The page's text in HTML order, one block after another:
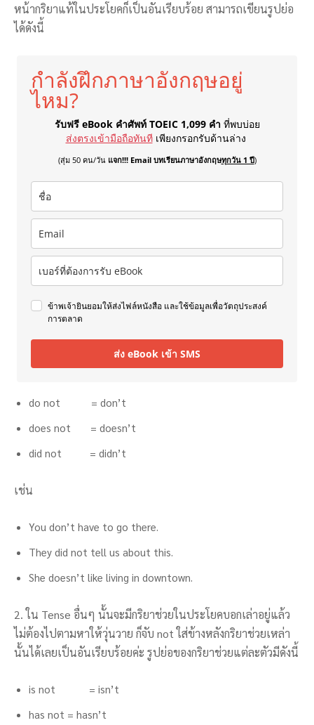
หน้ากริยาแท้ในประโยคก็เป็นอันเรียบร้อย สามารถเขียนรูปย่อ
ได้ดังนี้
กำลังฝึกภาษาอังกฤษอยู่
ไหม?
รับฟรี eBook คำศัพท์ TOEIC 1,099 คำ ที่พบบ่อย
ส่งตรงเข้ามือถือทันที เพียงกรอกรับด้านล่าง
(สุ่ม 50 คน/วัน แจก!!! Email บทเรียนภาษาอังกฤษทุกวัน 1 ปี)
ข้าพเจ้ายินยอมให้ส่งไฟล์หนังสือ และใช้ข้อมูลเพื่อวัตถุประสงค์
การตลาด
ส่ง eBook เข้า SMS
do not = don’t
does not = doesn’t
did not = didn’t
เช่น
You don’t have to go there.
They did not tell us about this.
She doesn’t like living in downtown.
2. ใน Tense อื่นๆ นั้นจะมีกริยาช่วยในประโยคบอกเล่าอยู่แล้ว
ไม่ต้องไปตามหาให้วุ่นวาย ก็จับ not ใส่ข้างหลังกริยาช่วยเหล่า
นั้นได้เลยเป็นอันเรียบร้อยค่ะ รูปย่อของกริยาช่วยแต่ละตัวมีดังนี้
is not = isn’t
has not = hasn’t